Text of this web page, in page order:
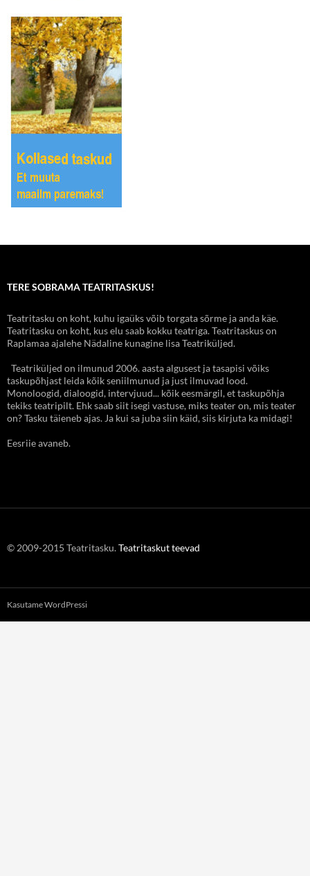
TERE SOBRAMA TEATRITASKUS!
Teatritasku on koht, kuhu igaüks võib torgata sõrme ja anda käe.
Teatritasku on koht, kus elu saab kokku teatriga. Teatritaskus on
Raplamaa ajalehe Nädaline kunagine lisa Teatriküljed.
Teatriküljed on ilmunud 2006. aasta algusest ja tasapisi võiks
taskupõhjast leida kõik seniilmunud ja just ilmuvad lood.
Monoloogid, dialoogid, intervjuud... kõik eesmärgil, et taskupõhja
tekiks teatripilt. Ehk saab siit isegi vastuse, miks teater on, mis teater
on? Tasku täieneb ajas. Ja kui sa juba siin käid, siis kirjuta ka midagi!
Eesriie avaneb.
© 2009-2015 Teatritasku.Teatritaskut teevad
Kasutame WordPressi